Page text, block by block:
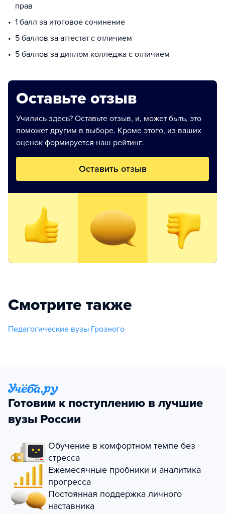
прав
1 балл за итоговое сочинение
5 баллов за аттестат с отличием
5 баллов за диплом колледжа с отличием
Оставьте отзыв
Учились здесь? Оставьте отзыв, и, может быть, это
поможет другим в выборе. Кроме этого, из ваших
оценок формируется наш рейтинг.
Оставить отзыв
Смотрите также
Педагогические вузы Грозного
Готовим к поступлению в лучшие
вузы России
Обучение в комфортном темпе без
стресса
Ежемесячные пробники и аналитика
прогресса
Постоянная поддержка личного
наставника